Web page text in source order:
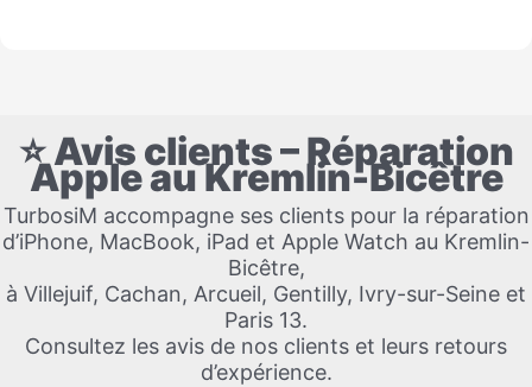
⭐ Avis clients – Réparation
Apple au Kremlin-Bicêtre
TurbosiM accompagne ses clients pour la réparation
d’iPhone, MacBook, iPad et Apple Watch au Kremlin-
Bicêtre,
à Villejuif, Cachan, Arcueil, Gentilly, Ivry-sur-Seine et
Paris 13.
Consultez les avis de nos clients et leurs retours
d’expérience.